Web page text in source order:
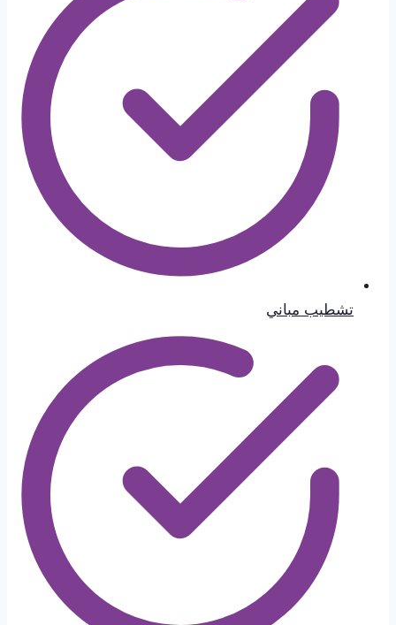
تشطيب مباني